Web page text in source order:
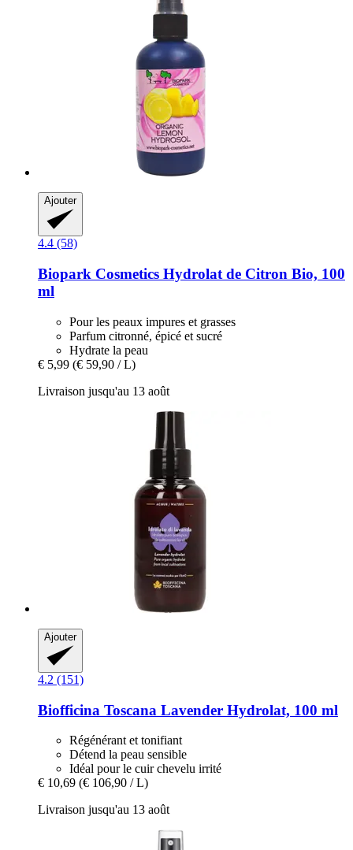
Ajouter
4.4 (58)
Biopark Cosmetics Hydrolat de Citron Bio, 100
ml
Pour les peaux impures et grasses
Parfum citronné, épicé et sucré
Hydrate la peau
€ 5,99 (€ 59,90 / L)
Livraison jusqu'au 13 août
Ajouter
4.2 (151)
Biofficina Toscana Lavender Hydrolat, 100 ml
Régénérant et tonifiant
Détend la peau sensible
Idéal pour le cuir chevelu irrité
€ 10,69 (€ 106,90 / L)
Livraison jusqu'au 13 août